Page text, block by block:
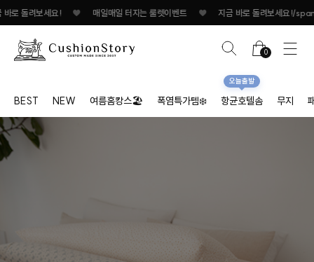
일 터지는 룰렛이벤트 ♥ 지금 바로 돌려보세요! ♥ 매일매일 터지는 룰렛이벤트
0
BEST NEW 여름홈캉스🏖 폭염특가템❄️ 항균호텔솜
오늘출발
무지